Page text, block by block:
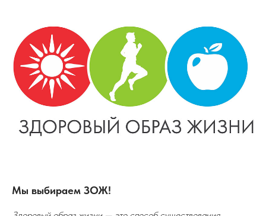
Мы выбираем ЗОЖ!